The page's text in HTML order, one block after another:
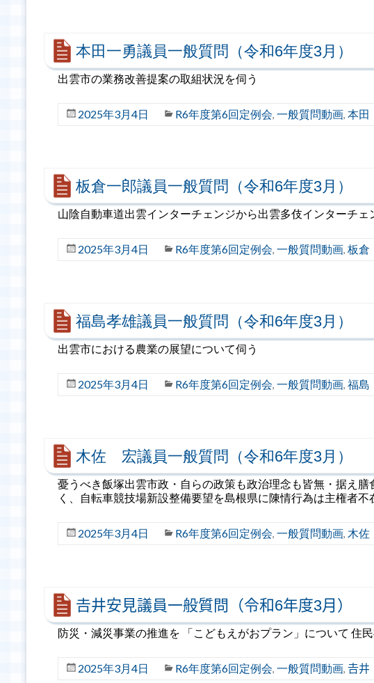
本田一勇議員一般質問（令和6年度3月）
出雲市の業務改善提案の取組状況を伺う
2025年3月4日 R6年度第6回定例会, 一般質問動画, 本
板倉一郎議員一般質問（令和6年度3月）
山陰自動車道出雲インターチェンジから出雲多伎インターチ
2025年3月4日 R6年度第6回定例会, 一般質問動画, 板
福島孝雄議員一般質問（令和6年度3月）
出雲市における農業の展望について伺う
2025年3月4日 R6年度第6回定例会, 一般質問動画, 福
木佐 宏議員一般質問（令和6年度3月）
憂うべき飯塚出雲市政・自らの政策も政治理念も皆無・据え
く、自転車競技場新設整備要望を島根県に陳情行為は主権者不
2025年3月4日 R6年度第6回定例会, 一般質問動画, 木
𠮷井安見議員一般質問（令和6年度3月）
防災・減災事業の推進を 「こどもえがおプラン」について 住
2025年3月4日 R6年度第6回定例会, 一般質問動画, 𠮷